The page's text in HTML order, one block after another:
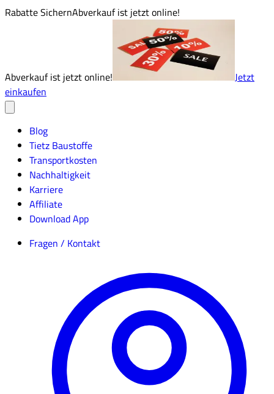
Rabatte SichernAbverkauf ist jetzt online!
Abverkauf ist jetzt online!
Jetzt
einkaufen
Blog
Tietz Baustoffe
Transportkosten
Nachhaltigkeit
Karriere
Affiliate
Download App
Fragen / Kontakt